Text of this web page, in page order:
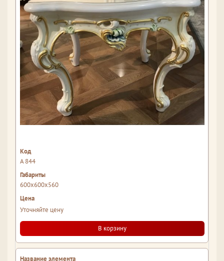
A 844
600x600x560
Уточняйте цену
В корзину